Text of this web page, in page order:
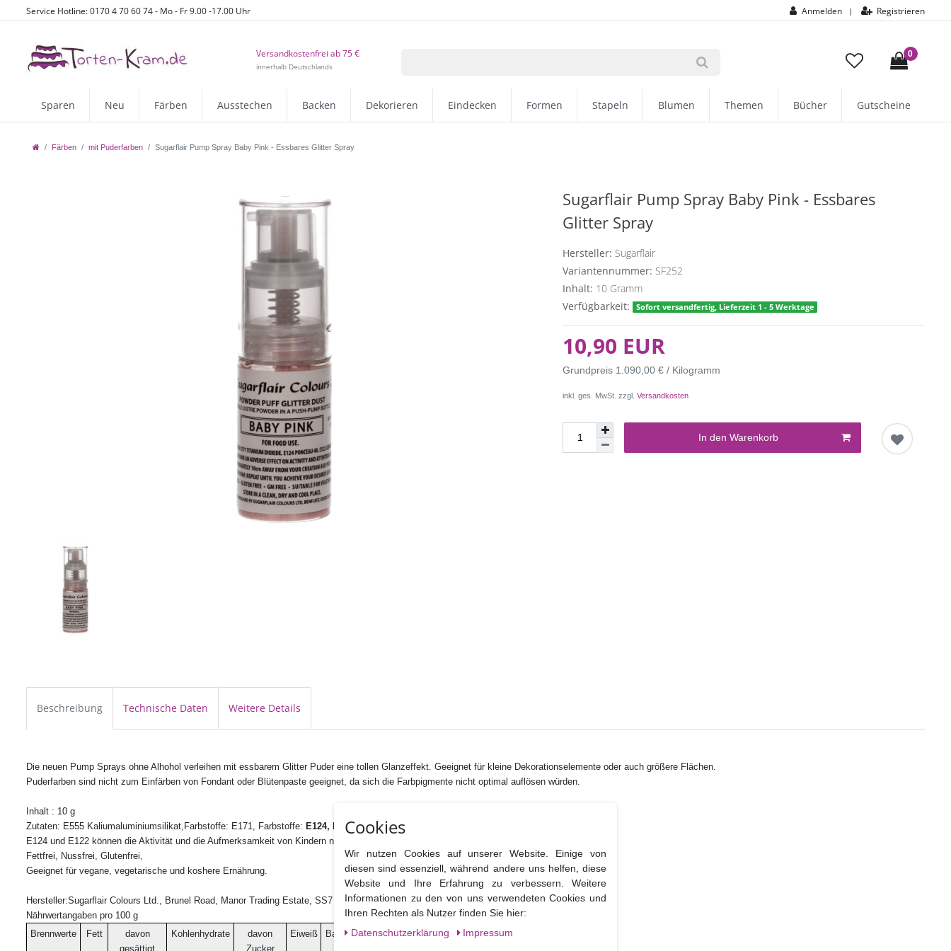
Service Hotline: 0170 4 70 60 74 - Mo - Fr 9.00 -17.00 Uhr Anmelden | Registrieren
Versandkostenfrei ab 75 €
innerhalb Deutschlands
0
Sparen Neu Färben Ausstechen Backen Dekorieren Eindecken Formen Stapeln Blumen Themen Bücher Gutscheine
Färben mit Puderfarben Sugarflair Pump Spray Baby Pink - Essbares Glitter Spray
Sugarflair Pump Spray Baby Pink - Essbares
Glitter Spray
Hersteller: Sugarflair
Variantennummer: SF252
Inhalt: 10 Gramm
Verfügbarkeit:
Sofort versandfertig, Lieferzeit 1 - 5 Werktage
10,90 EUR
Grundpreis 1.090,00 € / Kilogramm
inkl. ges. MwSt. zzgl.Versandkosten
In den Warenkorb
Beschreibung Technische Daten Weitere Details
Die neuen Pump Sprays ohne Alhohol verleihen mit essbarem Glitter Puder eine tollen Glanzeffekt. Geeignet für kleine Dekorationselemente oder auch größere Flächen.
Puderfarben sind nicht zum Einfärben von Fondant oder Blütenpaste geeignet, da sich die Farbpigmente nicht optimal auflösen würden.
Inhalt : 10 g
Zutaten: E555 Kaliumaluminiumsilikat, Farbstoffe: E171, Farbstoffe: E124, E122
E124 und E122 können die Aktivität und die Aufmerksamkeit von Kindern negativ beeinflussen.
Fettfrei, Nussfrei, Glutenfrei,
Geeignet für vegane, vegetarische und koshere Ernährung.
Hersteller:Sugarflair Colours Ltd., Brunel Road, Manor Trading Estate, SS7 4PS Benfleet Essex, UK
Nährwertangaben pro 100 g
Brennwerte
Fett
davon
gesättigt
Kohlenhydrate
davon
Zucker
Eiweiß Ballaststoffe Salz
Cookies
Wir nutzen Cookies auf unserer Website. Einige von
diesen sind essenziell, während andere uns helfen, diese
Website und Ihre Erfahrung zu verbessern. Weitere
Informationen zu den von uns verwendeten Cookies und
Ihren Rechten als Nutzer finden Sie hier:
Daten­schutz­erklärung
Impressum